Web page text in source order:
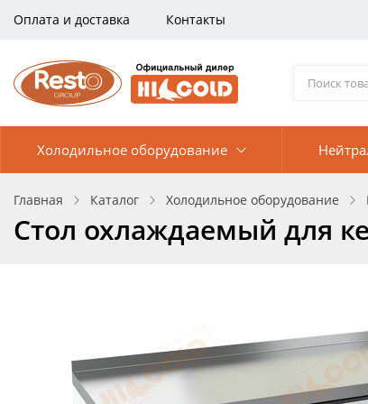
Оплата и доставка Контакты
Холодильное оборудование
Главная Каталог Холодильное оборудование
Стол охлаждаемый для